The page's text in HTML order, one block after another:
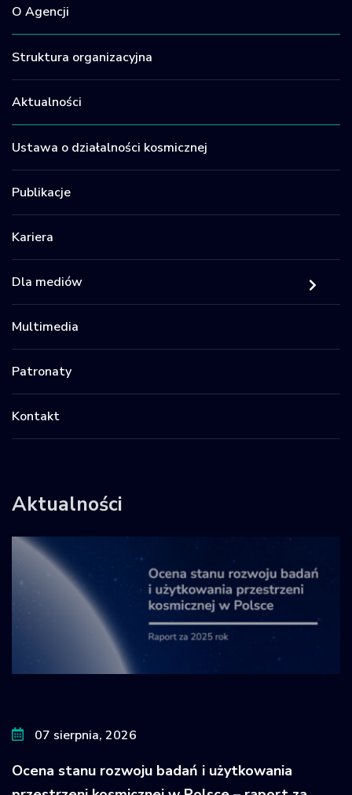
O Agencji
Struktura organizacyjna
Aktualności
Ustawa o działalności kosmicznej
Publikacje
Kariera
Dla mediów
Multimedia
Patronaty
Kontakt
Aktualności
07 sierpnia, 2026
Ocena stanu rozwoju badań i użytkowania